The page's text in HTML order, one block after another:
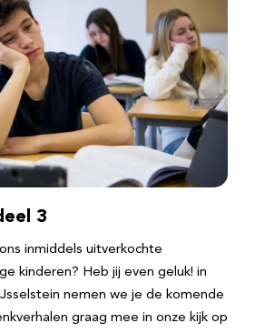
3
inmiddels uitverkochte
kinderen? Heb jij even geluk! in
nemen we je de komende
graag mee in onze kijk op